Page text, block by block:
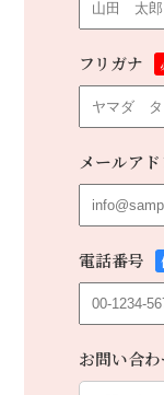
フリガナ
メールア
電話番号
お問い合